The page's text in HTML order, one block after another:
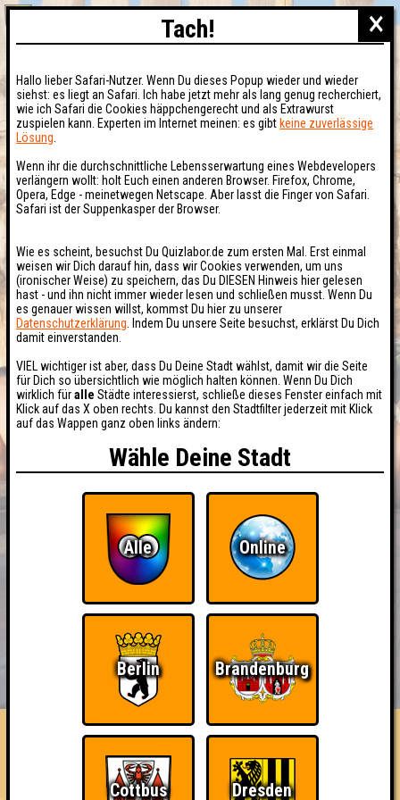
HIGHSCORE RESERVIERUNG
FAQ ÜBER UNS
Seitenquiz 46
"Easy like Tuesday evening" · 19.02.2013 · Scandale Le
×
Tach!
Hallo lieber Safari-Nutzer. Wenn Du dieses Popup wieder und wieder
siehst: es liegt an Safari. Ich habe jetzt mehr als lang genug recherchiert,
wie ich Safari die Cookies häppchengerecht und als Extrawurst
zuspielen kann. Experten im Internet meinen: es gibt keine zuverlässige
Lösung
Wenn ihr die durchschnittliche Lebensserwartung eines Webdevelopers
verlängern wollt: holt Euch einen anderen Browser. Firefox, Chrome,
Opera, Edge - meinetwegen Netscape. Aber lasst die Finger von Safari.
Safari ist der Suppenkasper der Browser.
Wie es scheint, besuchst Du Quizlabor.de zum ersten Mal. Erst einmal
weisen wir Dich darauf hin, dass wir Cookies verwenden, um uns
(ironischer Weise) zu speichern, das Du DIESEN Hinweis hier gelesen
hast - und ihn nicht immer wieder lesen und schließen musst. Wenn Du
es genauer wissen willst, kommst Du hier zu unserer
Datenschutzerklärung . Indem Du unsere Seite besuchst, erklärst Du Dich
damit einverstanden.
VIEL wichtiger ist aber, dass Du Deine Stadt wählst, damit wir die Seite
für Dich so übersichtlich wie möglich halten können. Wenn Du Dich
wirklich füralle Städte interessierst, schließe dieses Fenster einfach mit
Klick auf das X oben rechts. Du kannst den Stadtfilter jederzeit mit Klick
auf das Wappen ganz oben links ändern:
Wähle Deine Stadt
Alle Online
Berlin Brandenburg
Cottbus Dresden